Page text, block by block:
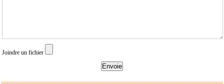
Joindre un fichier